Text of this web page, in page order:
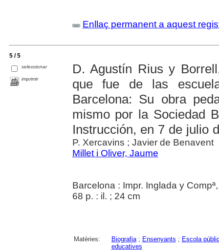
Enllaç permanent a aquest
5 / 5
seleccionar
imprimir
D. Agustín Rius y
que fue de las
Barcelona: Su obra
mismo por la Sociedad
Instrucción, en 7 de julio
P. Xercavins ; Javier de Benavent
Millet i Oliver, Jaume
Barcelona : Impr. Inglada y
68 p. : il. ; 24 cm
Matèries: Biografia; Ensenyants ; Escola
educatives